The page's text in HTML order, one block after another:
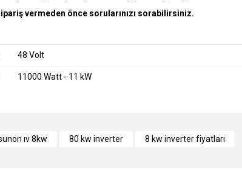
vermeden önce sorularınızı sorabilirsiniz.
48 Volt
11000 Watt - 11 kW
ıv 8kw 80 kw inverter 8 kw inverter fiyatları